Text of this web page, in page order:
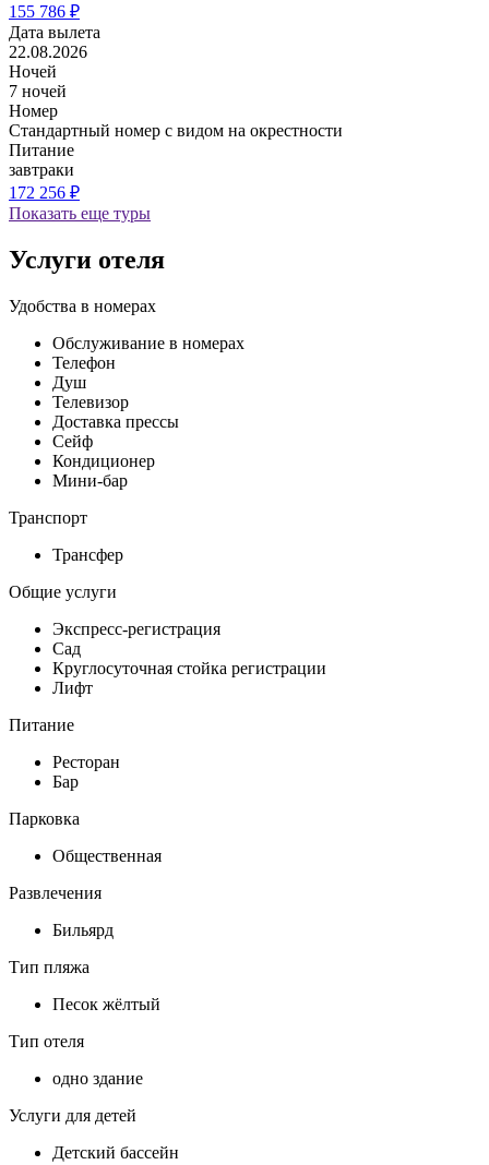
155 786 ₽
Дата вылета
22.08.2026
Ночей
7 ночей
Номер
Стандартный номер с видом на окрестности
Питание
завтраки
172 256 ₽
Показать еще туры
Услуги отеля
Удобства в номерах
Обслуживание в номерах
Телефон
Душ
Телевизор
Доставка прессы
Сейф
Кондиционер
Мини-бар
Транспорт
Трансфер
Общие услуги
Экспресс-регистрация
Сад
Круглосуточная стойка регистрации
Лифт
Питание
Ресторан
Бар
Парковка
Общественная
Развлечения
Бильярд
Тип пляжа
Песок жёлтый
Тип отеля
одно здание
Услуги для детей
Детский бассейн